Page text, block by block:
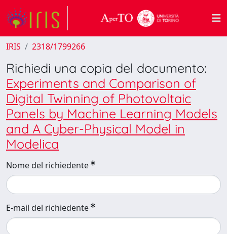
IRIS 2318/1799266
Richiedi una copia del documento:
Experiments and Comparison of
Digital Twinning of Photovoltaic
Panels by Machine Learning Models
and A Cyber-Physical Model in
Modelica
Nome del richiedente
E-mail del richiedente